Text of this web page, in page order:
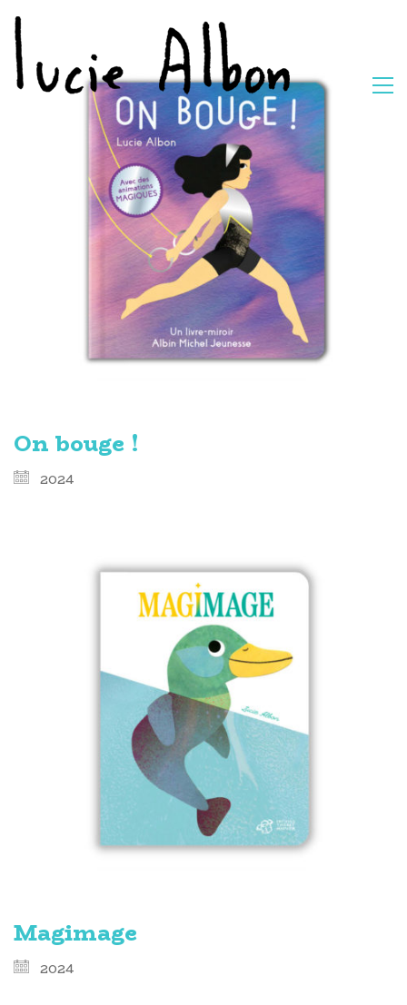
On bouge !
2024
Magimage
2024